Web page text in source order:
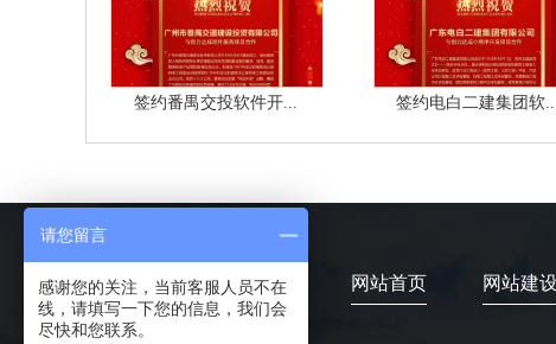
签约番禺交投软件开... 签约电白二建集团软...
网站首页 网站建
请您留言
感谢您的关注，当前客服人员不在
线，请填写一下您的信息，我们会
尽快和您联系。